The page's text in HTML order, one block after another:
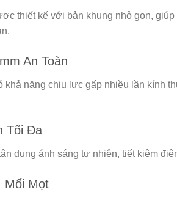
thiết kế với bản khung nhỏ gọn,
An Toàn
năng chịu lực gấp nhiều lần kính
Tối Đa
dụng ánh sáng tự nhiên, tiết kiệm
Mối Mọt